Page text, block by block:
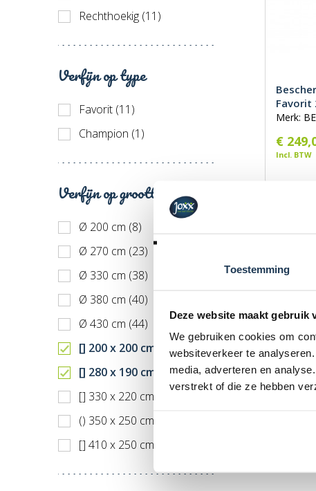
Toestemming
Deze website maakt gebruik
We gebruiken cookies om
websiteverkeer te
media, adverteren en
verstrekt of die ze hebben
Rechthoekig (11)
Verfijn op type
Favorit (11)
Champion (1)
Verfijn op grootte
Ø 200 cm (8)
Ø 270 cm (23)
Ø 330 cm (38)
Ø 380 cm (40)
Ø 430 cm (44)
[] 200 x 200 cm (1)
[] 280 x 190 cm (11)
[] 330 x 220 cm (16)
() 350 x 250 cm (11)
[] 410 x 250 cm (14)
() 470 x 310 cm (11)
Favorit
Merk:
€
Incl. BTW
Favorit
stuks)
Merk: